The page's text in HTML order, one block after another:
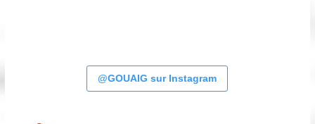
@GOUAIG sur Instagram